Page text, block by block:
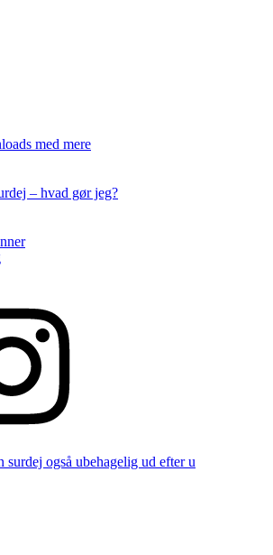
med mere
– hvad gør jeg?
også ubehagelig ud efter u